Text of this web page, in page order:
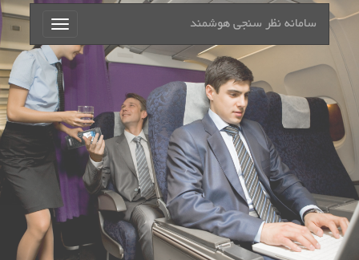
Toggle
navigation
سامانه نظر سنجی هوشمند